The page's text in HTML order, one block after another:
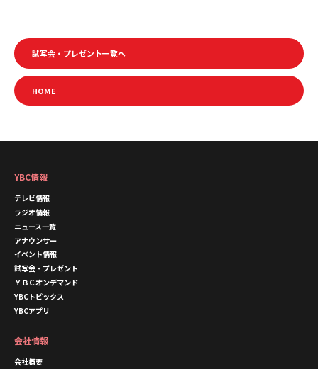
試写会・プレゼント一覧へ
HOME
YBC情報
テレビ情報
ラジオ情報
ニュース一覧
アナウンサー
イベント情報
試写会・プレゼント
ＹＢＣオンデマンド
YBCトピックス
YBCアプリ
会社情報
会社概要